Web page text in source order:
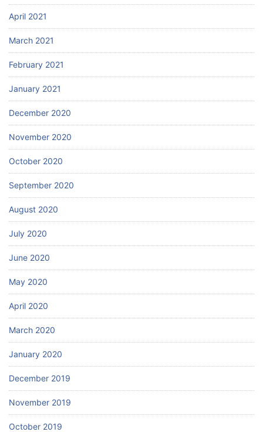
April 2021
March 2021
February 2021
January 2021
December 2020
November 2020
October 2020
September 2020
August 2020
July 2020
June 2020
May 2020
April 2020
March 2020
January 2020
December 2019
November 2019
October 2019